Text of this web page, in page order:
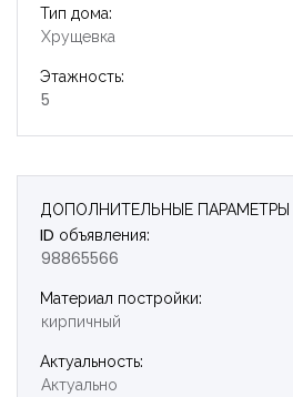
Тип дома:
Хрущевка
Этажность:
5
ДОПОЛНИТЕЛЬНЫЕ ПАРАМЕТРЫ
ID объявления:
98865566
Материал постройки:
кирпичный
Актуальность:
Актуально